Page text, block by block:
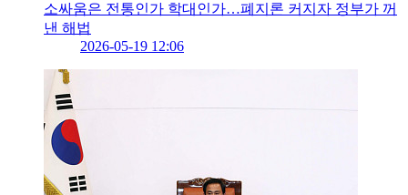
소싸움은 전통인가 학대인가…폐지론 커지자 정부가 꺼
낸 해법
2026-05-19 12:06